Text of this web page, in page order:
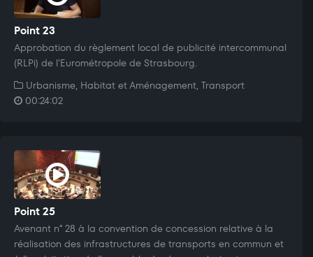
Point 23
Approbation du règlement local de publicité intercommunal
(RLPi) de l'Eurométropole de Strasbourg.
Urbanisme, Habitat et Aménagement, Transport
00:24:02
Point 25
Avenant n° 28 à la convention de concession relative à la
réalisation des infrastructures de transports en commun et